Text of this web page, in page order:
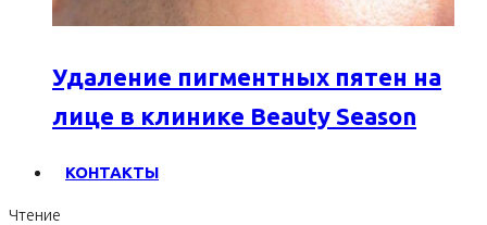
Удаление пигментных пятен на
лице в клинике Beauty Season
КОНТАКТЫ
Чтение